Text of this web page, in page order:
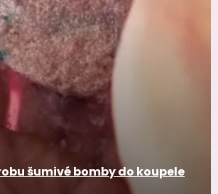
šumivé bomby do koupele